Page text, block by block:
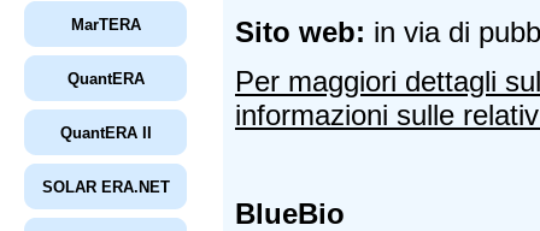
MarTERA
QuantERA
QuantERA II
SOLAR ERA.NET
Sito web: in via di
Per maggiori dettagli
informazioni sulle
BlueBio